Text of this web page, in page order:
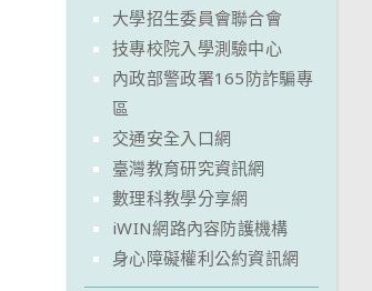
大學招生委員會聯合會
技專校院入學測驗中心
內政部警政署165防詐騙專
區
交通安全入口網
臺灣教育研究資訊網
數理科教學分享網
iWIN網路內容防護機構
身心障礙權利公約資訊網